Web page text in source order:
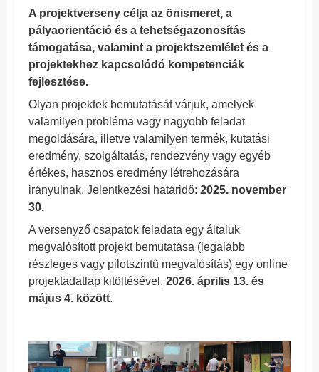
A projektverseny célja az önismeret, a
pályaorientáció és a tehetségazonosítás
támogatása, valamint a projektszemlélet és a
projektekhez kapcsolódó kompetenciák
fejlesztése.
Olyan projektek bemutatását várjuk, amelyek
valamilyen probléma vagy nagyobb feladat
megoldására, illetve valamilyen termék, kutatási
eredmény, szolgáltatás, rendezvény vagy egyéb
értékes, hasznos eredmény létrehozására
irányulnak. Jelentkezési határidő: 2025. november
30.
A versenyző csapatok feladata egy általuk
megvalósított projekt bemutatása (legalább
részleges vagy pilotszintű megvalósítás) egy online
projektadatlap kitöltésével, 2026. április 13. és
május 4. között.